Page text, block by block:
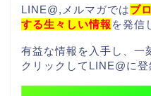
LINE@,メルマガではブ
する生々しい情報 を発信
有益な情報を入手し、一
クリックしてLINE@に登